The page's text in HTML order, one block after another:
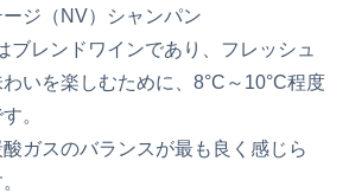
ージ（NV）シャンパン
ブレンドワインであり、フレッシュ
いを楽しむために、8°C～10°C程度
。
ガスのバランスが最も良く感じら